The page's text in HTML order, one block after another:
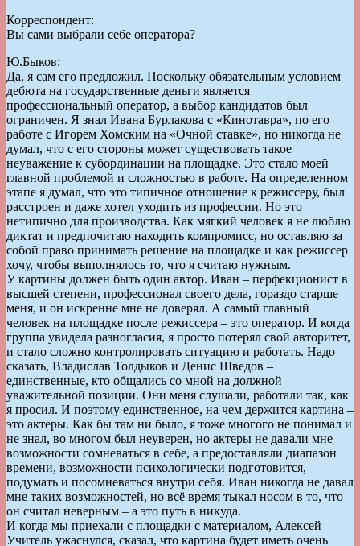
Корреспондент:
Вы сами выбрали себе оператора?
Ю.Быков:
Да, я сам его предложил. Поскольку обязательным условием
дебюта на государственные деньги является
профессиональный оператор, а выбор кандидатов был
ограничен. Я знал Ивана Бурлакова с «Кинотавра», по его
работе с Игорем Хомским на «Очной ставке», но никогда не
думал, что с его стороны может существовать такое
неуважение к субординации на площадке. Это стало моей
главной проблемой и сложностью в работе. На определенном
этапе я думал, что это типичное отношение к режиссеру, был
расстроен и даже хотел уходить из профессии. Но это
нетипично для производства. Как мягкий человек я не люблю
диктат и предпочитаю находить компромисс, но оставляю за
собой право принимать решение на площадке и как режиссер
хочу, чтобы выполнялось то, что я считаю нужным.
У картины должен быть один автор. Иван – перфекционист в
высшей степени, профессионал своего дела, гораздо старше
меня, и он искренне мне не доверял. А самый главный
человек на площадке после режиссера – это оператор. И когда
группа увидела разногласия, я просто потерял свой авторитет,
и стало сложно контролировать ситуацию и работать. Надо
сказать, Владислав Толдыков и Денис Шведов –
единственные, кто общались со мной на должной
уважительной позиции. Они меня слушали, работали так, как
я просил. И поэтому единственное, на чем держится картина –
это актеры. Как бы там ни было, я тоже многого не понимал и
не знал, во многом был неуверен, но актеры не давали мне
возможности сомневаться в себе, а предоставляли диапазон
времени, возможности психологически подготовится,
подумать и посомневаться внутри себя. Иван никогда не давал
мне таких возможностей, но всё время тыкал носом в то, что
он считал неверным – а это путь в никуда.
И когда мы приехали с площадки с материалом, Алексей
Учитель ужаснулся, сказал, что картина будет иметь очень